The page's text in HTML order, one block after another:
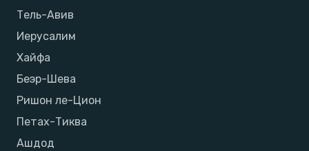
Тель-Авив
Иерусалим
Хайфа
Беэр-Шева
Ришон ле-Цион
Петах-Тиква
Ашдод